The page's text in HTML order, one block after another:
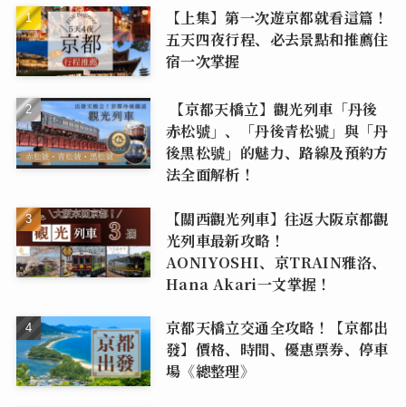
【上集】第一次遊京都就看這篇！
五天四夜行程、必去景點和推薦住
宿一次掌握
【京都天橋立】觀光列車「丹後
赤松號」、「丹後青松號」與「丹
後黑松號」的魅力、路線及預約方
法全面解析！
【關西觀光列車】往返大阪京都觀
光列車最新攻略！
AONIYOSHI、京TRAIN雅洛、
Hana Akari一文掌握！
京都天橋立交通全攻略！【京都出
發】價格、時間、優惠票券、停車
場《總整理》